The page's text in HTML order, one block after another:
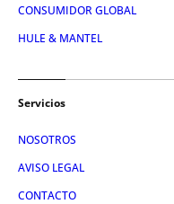
CONSUMIDOR GLOBAL
HULE & MANTEL
Servicios
NOSOTROS
AVISO LEGAL
CONTACTO